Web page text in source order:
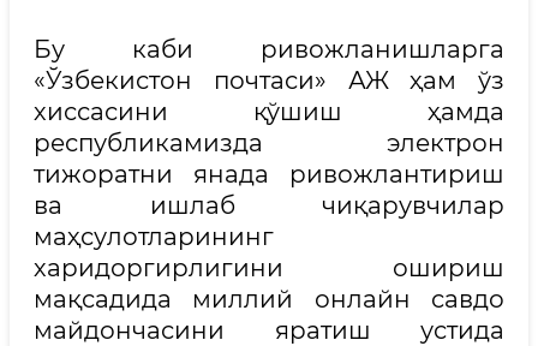
Бу каби ривожланишларга
«Ўзбекистон почтаси» АЖ ҳам ўз
хиссасини қўшиш ҳамда
республикамизда электрон
тижоратни янада ривожлантириш
ва ишлаб чиқарувчилар
маҳсулотларининг
харидоргирлигини ошириш
мақсадида миллий онлайн савдо
майдончасини яратиш устида